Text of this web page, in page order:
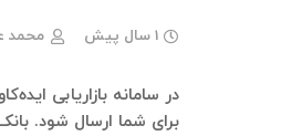
1 سال پیش محمد
برای شما ارسال شود.